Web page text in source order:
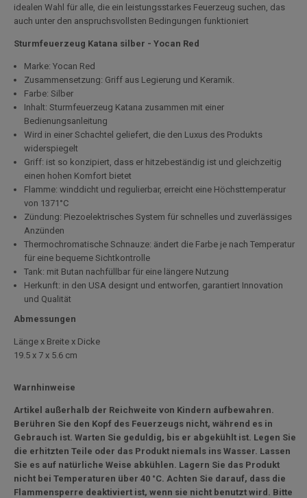
idealen Wahl für alle, die ein leistungsstarkes Feuerzeug suchen, das
auch unter den anspruchsvollsten Bedingungen funktioniert
Sturmfeuerzeug Katana silber - Yocan Red
Marke: Yocan Red
Zusammensetzung: Griff aus Legierung und Keramik.
Farbe: Silber
Inhalt: Sturmfeuerzeug Katana zusammen mit einer
Bedienungsanleitung
Wird in einer Schachtel geliefert, die den Luxus des Produkts
widerspiegelt
Griff: ist so konzipiert, dass er hitzebeständig ist und gleichzeitig
einen hohen Komfort bietet
Flamme: winddicht und regulierbar, erreicht eine Höchsttemperatur
von 1371°C
Zündung: Piezoelektrisches System für schnelles und zuverlässiges
Anzünden
Thermochromatische Schnauze: ändert die Farbe je nach Temperatur
für eine bequeme Sichtkontrolle
Tank: mit Butan nachfüllbar für eine längere Nutzung
Herkunft: in den USA designt und entworfen, garantiert Innovation
und Qualität
Abmessungen
Länge x Breite x Dicke
19.5 x 7 x 5.6 cm
Warnhinweise
Artikel außerhalb der Reichweite von Kindern aufbewahren.
Berühren Sie den Kopf des Feuerzeugs nicht, während es in
Gebrauch ist. Warten Sie geduldig, bis er abgekühlt ist. Legen Sie
die erhitzten Teile oder das Produkt niemals ins Wasser. Lassen
Sie es auf natürliche Weise abkühlen. Lagern Sie das Produkt
nicht bei Temperaturen über 40 °C. Achten Sie darauf, dass die
Flammensperre deaktiviert ist, wenn sie nicht benutzt wird. Bitte